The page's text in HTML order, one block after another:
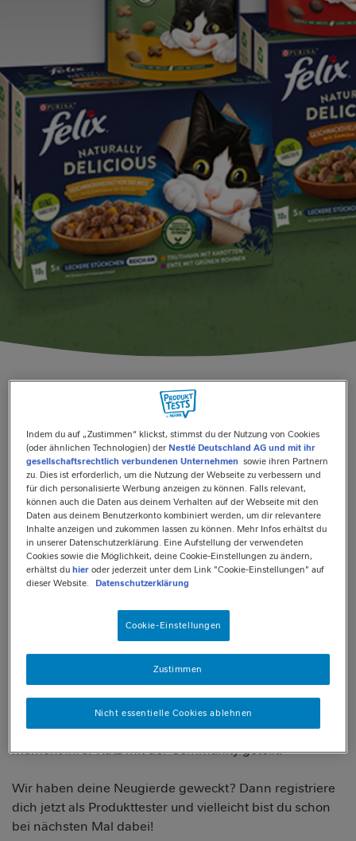
KATZENFUTTER
TEST: NATURALLY
DELICIOUS
natürlich unwiderstehliche FELIX® Naturally Delicious
Erfahre jetzt wie unsere Produkte bei den tierischen
bei unserer Instagram Challenge: Die Teilnehmer.innen
haben ihre schönsten FELIX® Naturally Delicious
Moment ihrer Katz mit der Community geteilt.
Wir haben deine Neugierde geweckt? Dann registriere
dich jetzt als Produkttester und vielleicht bist du schon
bei nächsten Mal dabei!
Indem du auf „Zustimmen“ klickst, stimmst du der Nutzung von Cookies
(oder ähnlichen Technologien) der Nestlé Deutschland AG und mit ihr
gesellschaftsrechtlich verbundenen Unternehmen sowie ihren Partnern
zu. Dies ist erforderlich, um die Nutzung der Webseite zu verbessern und
für dich personalisierte Werbung anzeigen zu können. Falls relevant,
können auch die Daten aus deinem Verhalten auf der Webseite mit den
Daten aus deinem Benutzerkonto kombiniert werden, um dir relevantere
Inhalte anzeigen und zukommen lassen zu können. Mehr Infos erhältst du
in unserer Datenschutzerklärung. Eine Aufstellung der verwendeten
Cookies sowie die Möglichkeit, deine Cookie-Einstellungen zu ändern,
erhältst duhier oder jederzeit unter dem Link "Cookie-Einstellungen" auf
dieser Website.
Datenschutzerklärung
Cookie-Einstellungen
Nicht essentielle Cookies ablehnen
Zustimmen